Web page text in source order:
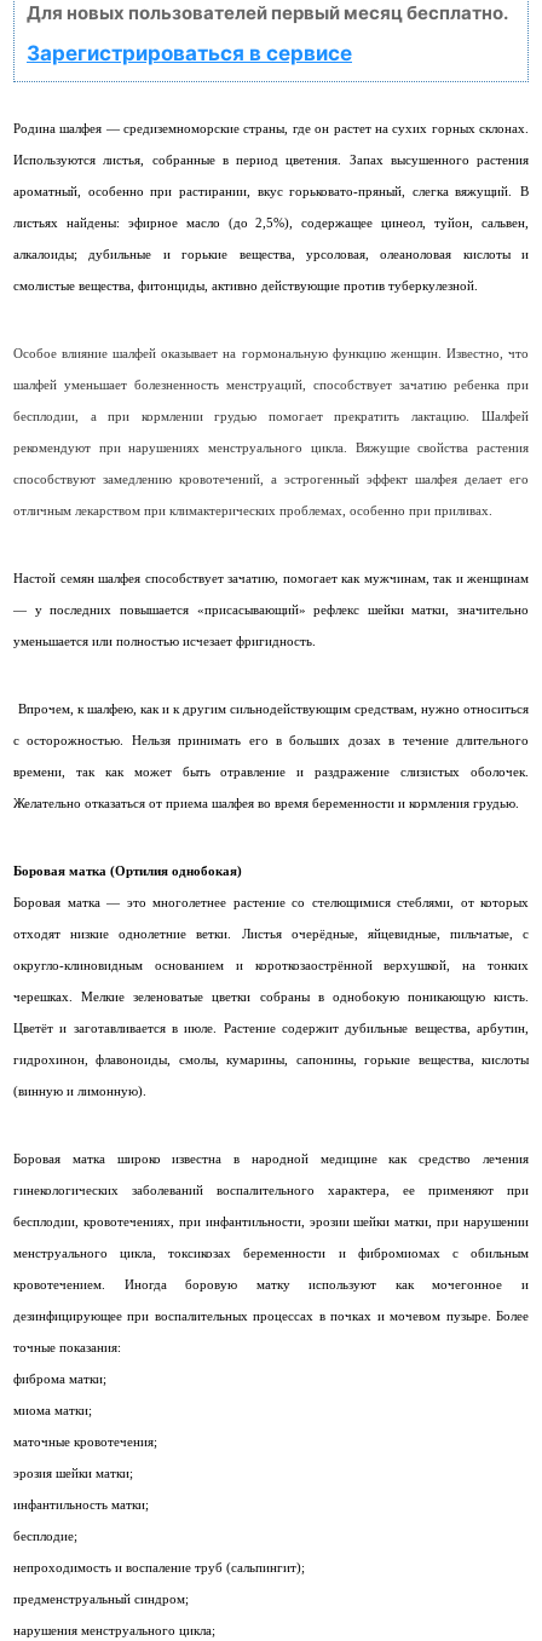
Для новых пользователей первый месяц бесплатно.
Зарегистрироваться в сервисе
Родина шалфея — средиземноморские страны, где он растет на сухих горных склонах.
Используются листья, собранные в период цветения. Запах высушенного растения
ароматный, особенно при растирании, вкус горьковато-пряный, слегка вяжущий. В
листьях найдены: эфирное масло (до 2,5%), содержащее цинеол, туйон, сальвен,
алкалоиды; дубильные и горькие вещества, урсоловая, олеаноловая кислоты и
смолистые вещества, фитонциды, активно действующие против туберкулезной.
Особое влияние шалфей оказывает на гормональную функцию женщин. Известно, что
шалфей уменьшает болезненность менструаций, способствует зачатию ребенка при
бесплодии, а при кормлении грудью помогает прекратить лактацию. Шалфей
рекомендуют при нарушениях менструального цикла. Вяжущие свойства растения
способствуют замедлению кровотечений, а эстрогенный эффект шалфея делает его
отличным лекарством при климактерических проблемах, особенно при приливах.
Настой семян шалфея способствует зачатию, помогает как мужчинам, так и женщинам
— у последних повышается «присасывающий» рефлекс шейки матки, значительно
уменьшается или полностью исчезает фригидность.
Впрочем, к шалфею, как и к другим сильнодействующим средствам, нужно относиться
с осторожностью. Нельзя принимать его в больших дозах в течение длительного
времени, так как может быть отравление и раздражение слизистых оболочек.
Желательно отказаться от приема шалфея во время беременности и кормления грудью.
Боровая матка (Ортилия однобокая)
Боровая матка — это многолетнее растение со стелющимися стеблями, от которых
отходят низкие однолетние ветки. Листья очерёдные, яйцевидные, пильчатые, с
округло-клиновидным основанием и короткозаострённой верхушкой, на тонких
черешках. Мелкие зеленоватые цветки собраны в однобокую поникающую кисть.
Цветёт и заготавливается в июле. Растение содержит дубильные вещества, арбутин,
гидрохинон, флавоноиды, смолы, кумарины, сапонины, горькие вещества, кислоты
(винную и лимонную).
Боровая матка широко известна в народной медицине как средство лечения
гинекологических заболеваний воспалительного характера, ее применяют при
бесплодии, кровотечениях, при инфантильности, эрозии шейки матки, при нарушении
менструального цикла, токсикозах беременности и фибромиомах с обильным
кровотечением. Иногда боровую матку используют как мочегонное и
дезинфицирующее при воспалительных процессах в почках и мочевом пузыре. Более
точные показания:
фиброма матки;
миома матки;
маточные кровотечения;
эрозия шейки матки;
инфантильность матки;
бесплодие;
непроходимость и воспаление труб (сальпингит);
предменструальный синдром;
нарушения менструального цикла;